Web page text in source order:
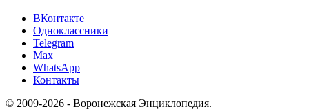
ВКонтакте
Одноклассники
Telegram
Max
WhatsApp
Контакты
© 2009-2026 - Воронежская Энциклопедия.